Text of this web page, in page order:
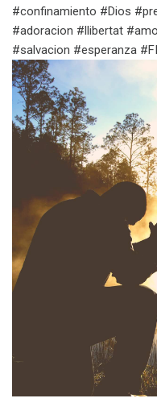
#confinamiento #Dios
#adoracion #llibertat
#salvacion #esperanza